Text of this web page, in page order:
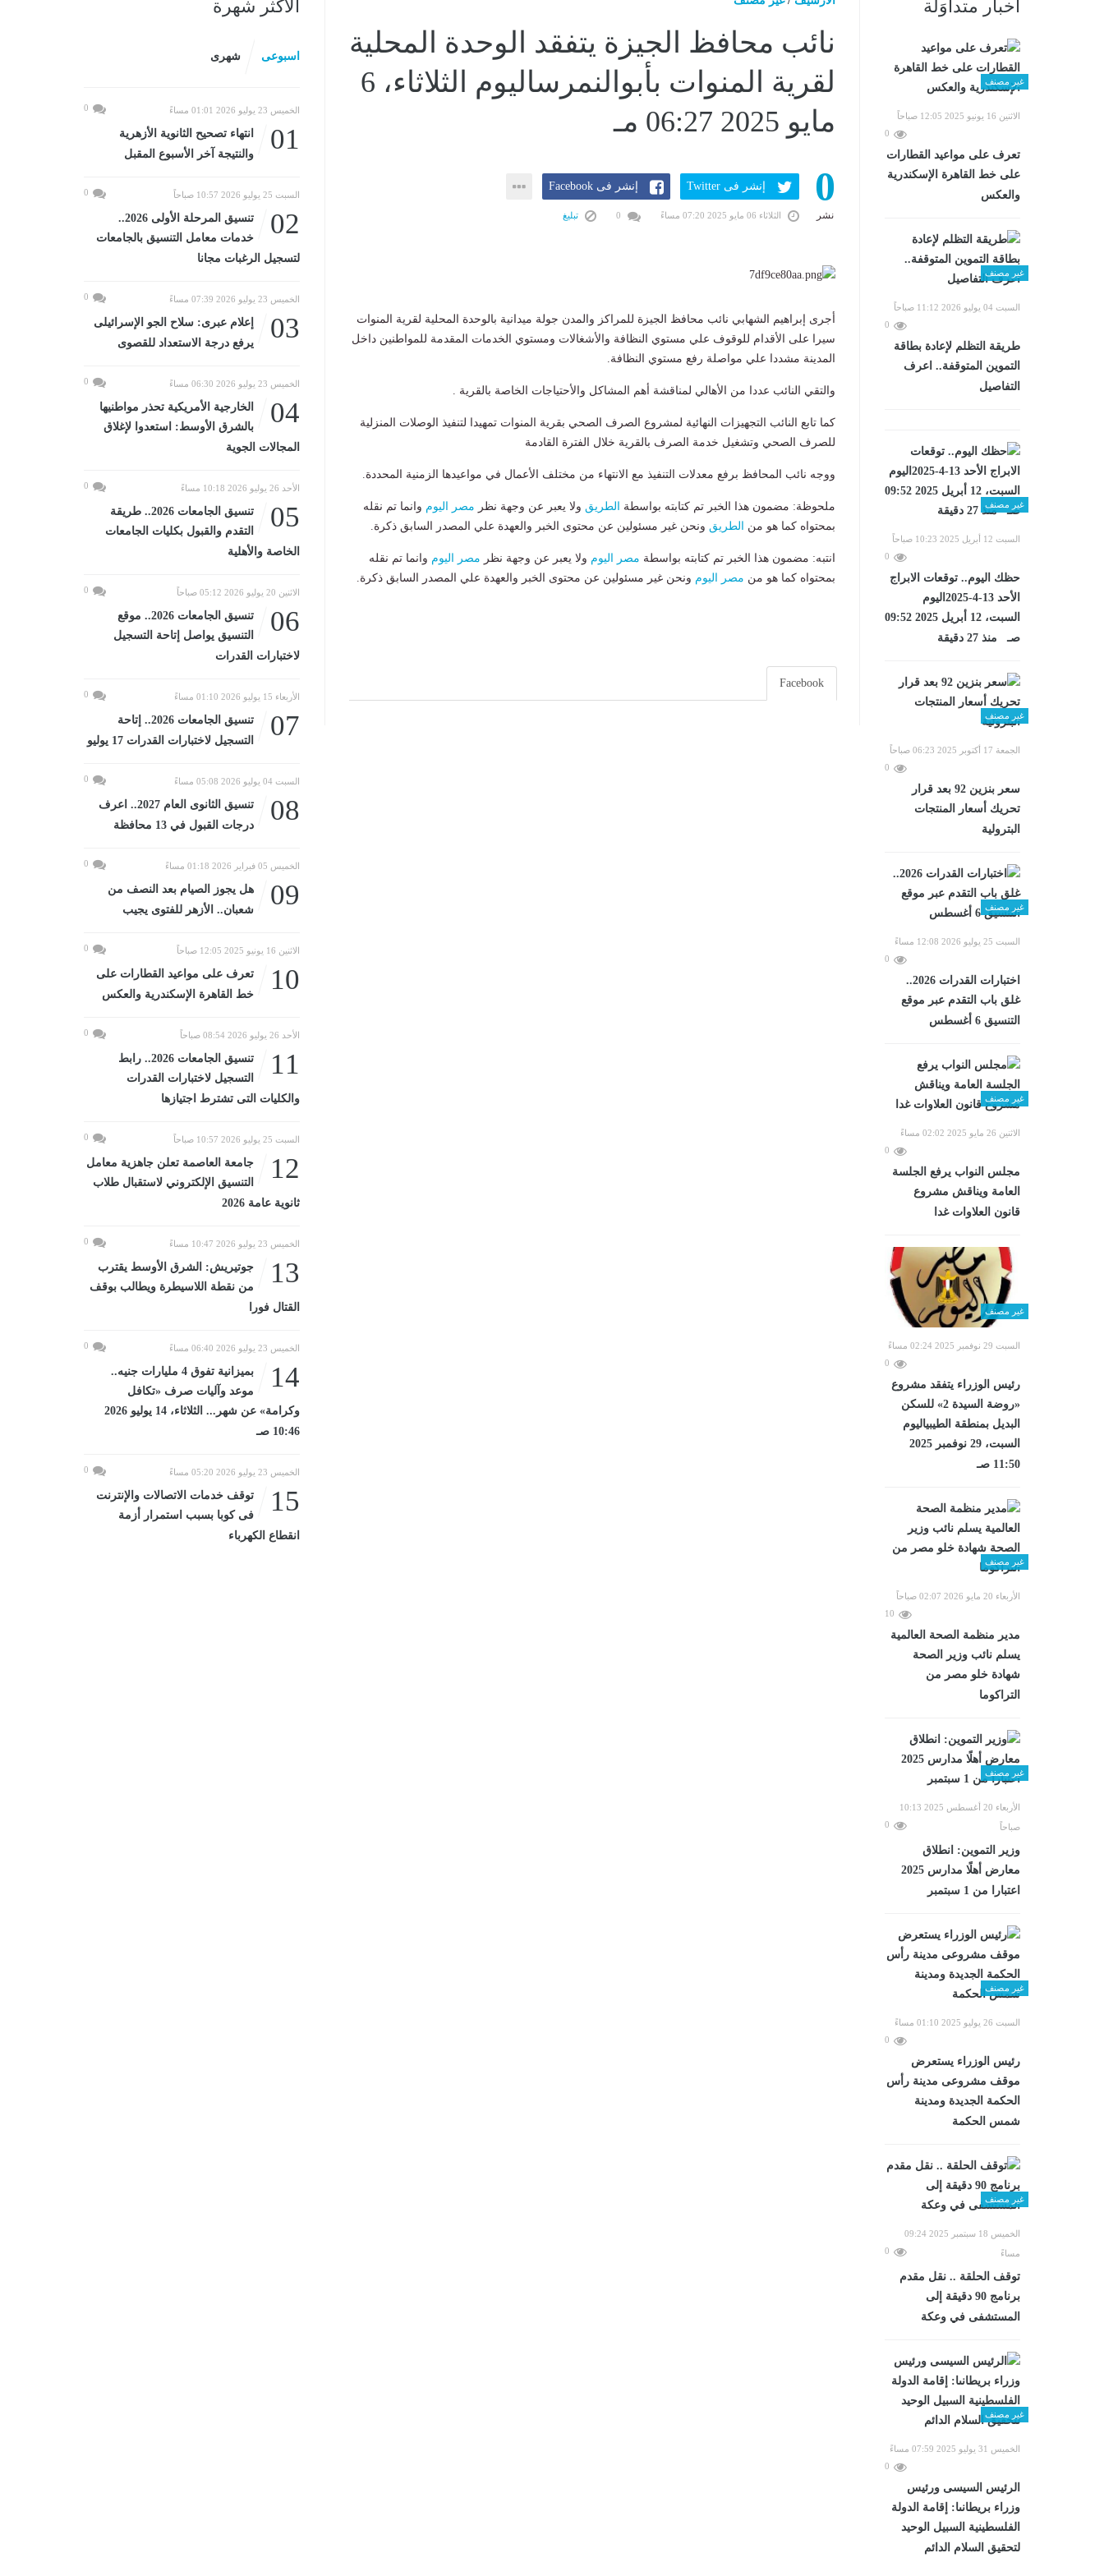
أخبار متداوَلة
غير مصنف
الاثنين 16 يونيو 2025 12:05 صباحاً
0
تعرف على مواعيد القطارات
على خط القاهرة الإسكندرية
والعكس
غير مصنف
السبت 04 يوليو 2026 11:12 صباحاً
0
طريقة التظلم لإعادة بطاقة
التموين المتوقفة.. اعرف
التفاصيل
غير مصنف
السبت 12 أبريل 2025 10:23 صباحاً
0
حظك اليوم.. توقعات الابراج
الأحد 13-4-2025اليوم
السبت، 12 أبريل 2025 09:52
صـ منذ 27 دقيقة
غير مصنف
الجمعة 17 أكتوبر 2025 06:23 صباحاً
0
سعر بنزين 92 بعد قرار
تحريك أسعار المنتجات
البترولية
غير مصنف
السبت 25 يوليو 2026 12:08 مساءً
0
اختبارات القدرات 2026..
غلق باب التقدم عبر موقع
التنسيق 6 أغسطس
غير مصنف
الاثنين 26 مايو 2025 02:02 مساءً
0
مجلس النواب يرفع الجلسة
العامة ويناقش مشروع
قانون العلاوات غدا
غير مصنف
السبت 29 نوفمبر 2025 02:24 مساءً
0
رئيس الوزراء يتفقد مشروع
«روضة السيدة 2» للسكن
البديل بمنطقة الطيبياليوم
السبت، 29 نوفمبر 2025
11:50 صـ
غير مصنف
الأربعاء 20 مايو 2026 02:07 صباحاً
10
مدير منظمة الصحة العالمية
يسلم نائب وزير الصحة
شهادة خلو مصر من
التراكوما
غير مصنف
الأربعاء 20 أغسطس 2025 10:13
صباحاً
0
وزير التموين: انطلاق
معارض أهلًا مدارس 2025
اعتبارا من 1 سبتمبر
غير مصنف
السبت 26 يوليو 2025 01:10 مساءً
0
رئيس الوزراء يستعرض
موقف مشروعى مدينة رأس
الحكمة الجديدة ومدينة
شمس الحكمة
غير مصنف
الخميس 18 سبتمبر 2025 09:24
مساءً
0
توقف الحلقة .. نقل مقدم
برنامج 90 دقيقة إلى
المستشفى في وعكة
غير مصنف
الخميس 31 يوليو 2025 07:59 مساءً
0
الرئيس السيسى ورئيس
وزراء بريطانىا: إقامة الدولة
الفلسطينية السبيل الوحيد
لتحقيق السلام الدائم
نائب محافظ الجيزة يتفقد الوحدة المحلية
لقرية المنوات بأبوالنمرساليوم الثلاثاء، 6
مايو 2025 06:27 مـ
0
نشر
إنشر فى Twitter إنشر فى Facebook
الثلاثاء 06 مايو 2025 07:20 مساءً تبليغ
أجرى إبراهيم الشهابي نائب محافظ الجيزة للمراكز والمدن جولة ميدانية بالوحدة المحلية لقرية المنوات
سيرا على الأقدام للوقوف علي مستوي النظافة والأشغالات ومستوي الخدمات المقدمة للمواطنين داخل
المدينة مشددا علي مواصلة رفع مستوي النظافة.
والتقي النائب عددا من الأهالي لمناقشة أهم المشاكل والأحتياجات الخاصة بالقرية .
كما تابع النائب التجهيزات النهائية لمشروع الصرف الصحي بقرية المنوات تمهيدا لتنفيذ الوصلات المنزلية
للصرف الصحي وتشغيل خدمة الصرف بالقرية خلال الفترة القادمة
ووجه نائب المحافظ برفع معدلات التنفيذ مع الانتهاء من مختلف الأعمال في مواعيدها الزمنية المحددة.
ملحوظة: مضمون هذا الخبر تم كتابته بواسطة الطريق ولا يعبر عن وجهة نظر مصر اليوم وانما تم نقله
بمحتواه كما هو من
الطريق ونحن غير مسئولين عن محتوى الخبر والعهدة علي المصدر السابق ذكرة.
انتبه: مضمون هذا الخبر تم كتابته بواسطة مصر اليوم ولا يعبر عن وجهة نظر مصر اليوم وانما تم نقله
بمحتواه كما هو من مصر اليوم ونحن غير مسئولين عن محتوى الخبر والعهدة علي المصدر السابق ذكرة.
Facebook
الأكثر شهرة
اسبوعى شهرى
الخميس 23 يوليو 2026 01:01 مساءً 0
01
انتهاء تصحيح الثانوية الأزهرية
والنتيجة آخر الأسبوع المقبل
السبت 25 يوليو 2026 10:57 صباحاً 0
02
تنسيق المرحلة الأولى 2026..
خدمات معامل التنسيق بالجامعات
لتسجيل الرغبات مجانا
الخميس 23 يوليو 2026 07:39 مساءً 0
03
إعلام عبرى: سلاح الجو الإسرائيلى
يرفع درجة الاستعداد للقصوى
الخميس 23 يوليو 2026 06:30 مساءً 0
04
الخارجية الأمريكية تحذر مواطنيها
بالشرق الأوسط: استعدوا لإغلاق
المجالات الجوية
الأحد 26 يوليو 2026 10:18 مساءً 0
05
تنسيق الجامعات 2026.. طريقة
التقدم والقبول بكليات الجامعات
الخاصة والأهلية
الاثنين 20 يوليو 2026 05:12 صباحاً 0
06
تنسيق الجامعات 2026.. موقع
التنسيق يواصل إتاحة التسجيل
لاختبارات القدرات
الأربعاء 15 يوليو 2026 01:10 مساءً 0
07
تنسيق الجامعات 2026.. إتاحة
التسجيل لاختبارات القدرات 17 يوليو
السبت 04 يوليو 2026 05:08 مساءً 0
08
تنسيق الثانوى العام 2027.. اعرف
درجات القبول في 13 محافظة
الخميس 05 فبراير 2026 01:18 مساءً 0
09
هل يجوز الصيام بعد النصف من
شعبان.. الأزهر للفتوى يجيب
الاثنين 16 يونيو 2025 12:05 صباحاً 0
10
تعرف على مواعيد القطارات على
خط القاهرة الإسكندرية والعكس
الأحد 26 يوليو 2026 08:54 صباحاً 0
11
تنسيق الجامعات 2026.. رابط
التسجيل لاختبارات القدرات
والكليات التى تشترط اجتيازها
السبت 25 يوليو 2026 10:57 صباحاً 0
12
جامعة العاصمة تعلن جاهزية معامل
التنسيق الإلكتروني لاستقبال طلاب
ثانوية عامة 2026
الخميس 23 يوليو 2026 10:47 مساءً 0
13
جوتيريش: الشرق الأوسط يقترب
من نقطة اللاسيطرة ويطالب بوقف
القتال فورا
الخميس 23 يوليو 2026 06:40 مساءً 0
14
بميزانية تفوق 4 مليارات جنيه..
موعد وآليات صرف «تكافل
وكرامة» عن شهر... الثلاثاء، 14 يوليو 2026
10:46 صـ
الخميس 23 يوليو 2026 05:20 مساءً 0
15
توقف خدمات الاتصالات والإنترنت
فى كوبا بسبب استمرار أزمة
انقطاع الكهرباء